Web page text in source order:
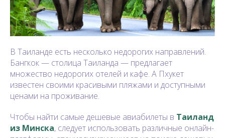
В Таиланде есть несколько недорогих направлений.
Бангкок — столица Таиланда — предлагает
множество недорогих отелей и кафе. А Пхукет
известен своими красивыми пляжами и доступными
ценами на проживание.
Чтобы найти самые дешевые авиабилеты в Таиланд
из Минска, следует использовать различные онлайн-